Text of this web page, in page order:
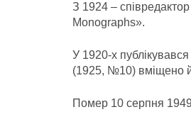
З 1924 –
Monographs».
У 1920-х публікувався
(1925, №10) вміщено
Помер 10 серпня